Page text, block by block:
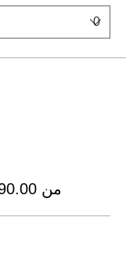
من ‏90.00 € إلى ‏120.00 €